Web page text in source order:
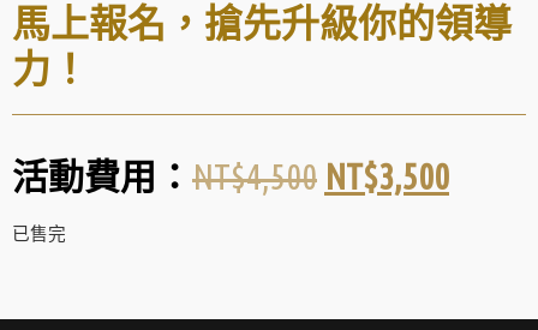
馬上報名，搶先升級你的領導
力 ！
活動費用： NT$4,500 NT$3,500
已售完